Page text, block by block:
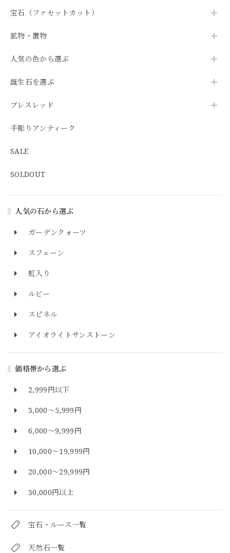
宝石（ファセットカット）
鉱物・置物
人気の色から選ぶ
誕生石を選ぶ
ブレスレッド
手彫りアンティーク
SALE
SOLDOUT
人気の石から選ぶ
ガーデンクォーツ
スフェーン
虹入り
ルビー
スピネル
アイオライトサンストーン
価格帯から選ぶ
2,999円以下
3,000～5,999円
6,000～9,999円
10,000～19,999円
20,000～29,999円
30,000円以上
宝石・ルース一覧
天然石一覧